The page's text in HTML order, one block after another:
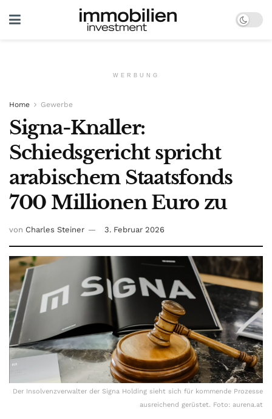
WERBUNG
Home Gewerbe
Signa-Knaller:
Schiedsgericht spricht
arabischem Staatsfonds
700 Millionen Euro zu
von Charles Steiner 3. Februar 2026
Der Insolvenzverwalter der Signa Holding sieht sich für kommende Prozesse
ausreichend gerüstet. Foto: aurena.at